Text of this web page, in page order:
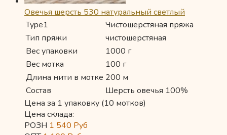
Овечья шерсть 530 натуральный светлый
Type1
Чистошерстяная пряжа
Тип пряжи
чистошерстяная
Вес упаковки
1000 г
Вес мотка
100 г
Длина нити в мотке 200 м
Состав
Шерсть овечья 100%
Цена за 1 упаковку (10 мотков)
Цена склада:
РОЗН 1 540 Руб